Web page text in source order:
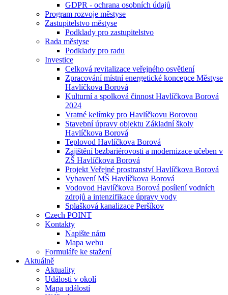
GDPR - ochrana osobních údajů
Program rozvoje městyse
Zastupitelstvo městyse
Podklady pro zastupitelstvo
Rada městyse
Podklady pro radu
Investice
Celková revitalizace veřejného osvětlení
Zpracování místní energetické koncepce Městyse
Havlíčkova Borová
Kulturní a spolková činnost Havlíčkova Borová
2024
Vratné kelímky pro Havlíčkovu Borovou
Stavební úpravy objektu Základní školy
Havlíčkova Borová
Teplovod Havlíčkova Borová
Zajištění bezbariérovosti a modernizace učeben v
ZŠ Havlíčkova Borová
Projekt Veřejné prostranství Havlíčkova Borová
Vybavení MŠ Havlíčkova Borová
Vodovod Havlíčkova Borová posílení vodních
zdrojů a intenzifikace úpravy vody
Splašková kanalizace Peršíkov
Czech POINT
Kontakty
Napište nám
Mapa webu
Formuláře ke stažení
Aktuálně
Aktuality
Události v okolí
Mapa událostí